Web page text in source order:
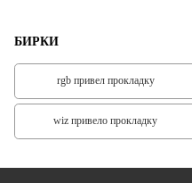
БИРКИ
rgb привел прокладку
wiz привело прокладку